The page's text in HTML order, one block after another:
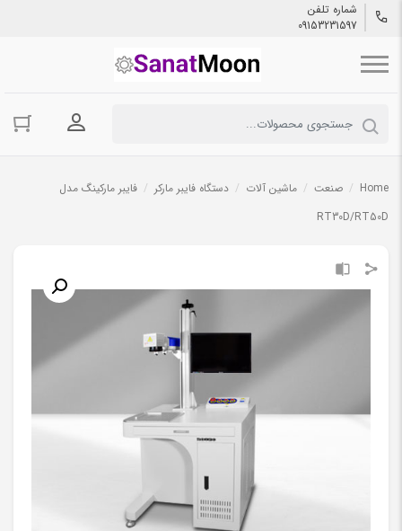
شماره تلفن
09153231597
ورود به
Home
/ صنعت / ماشین آلات / دستگاه فایبر مارکر / فایبر مارکینگ مدل
RT30D/RT50D